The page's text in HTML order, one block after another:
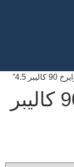
4.5”
تفنگ بادی وایرخ 90 کالیبر